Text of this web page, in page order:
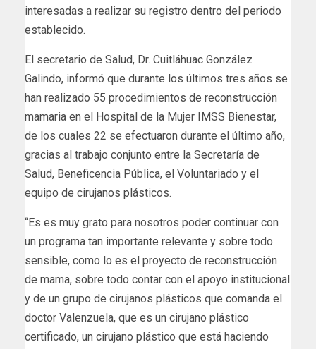
interesadas a realizar su registro dentro del periodo
establecido.
El secretario de Salud, Dr. Cuitláhuac González
Galindo, informó que durante los últimos tres años se
han realizado 55 procedimientos de reconstrucción
mamaria en el Hospital de la Mujer IMSS Bienestar,
de los cuales 22 se efectuaron durante el último año,
gracias al trabajo conjunto entre la Secretaría de
Salud, Beneficencia Pública, el Voluntariado y el
equipo de cirujanos plásticos.
“Es es muy grato para nosotros poder continuar con
un programa tan importante relevante y sobre todo
sensible, como lo es el proyecto de reconstrucción
de mama, sobre todo contar con el apoyo institucional
y de un grupo de cirujanos plásticos que comanda el
doctor Valenzuela, que es un cirujano plástico
certificado, un cirujano plástico que está haciendo